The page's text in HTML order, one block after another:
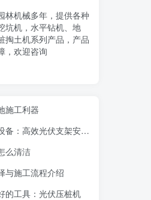
林机械多年，提供各种
坑机，水平钻机、地
掏土机系列产品，产品
，欢迎咨询
施工利器
光伏支架螺旋桩植入设备：高效光伏支架安装工具，螺旋桩植入快速稳固
么清洁
与施工流程介绍
的工具：光伏压桩机